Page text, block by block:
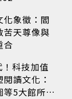
化象徵：閻
苦天尊像與
合
科技加值
讀文化：
5大館所為